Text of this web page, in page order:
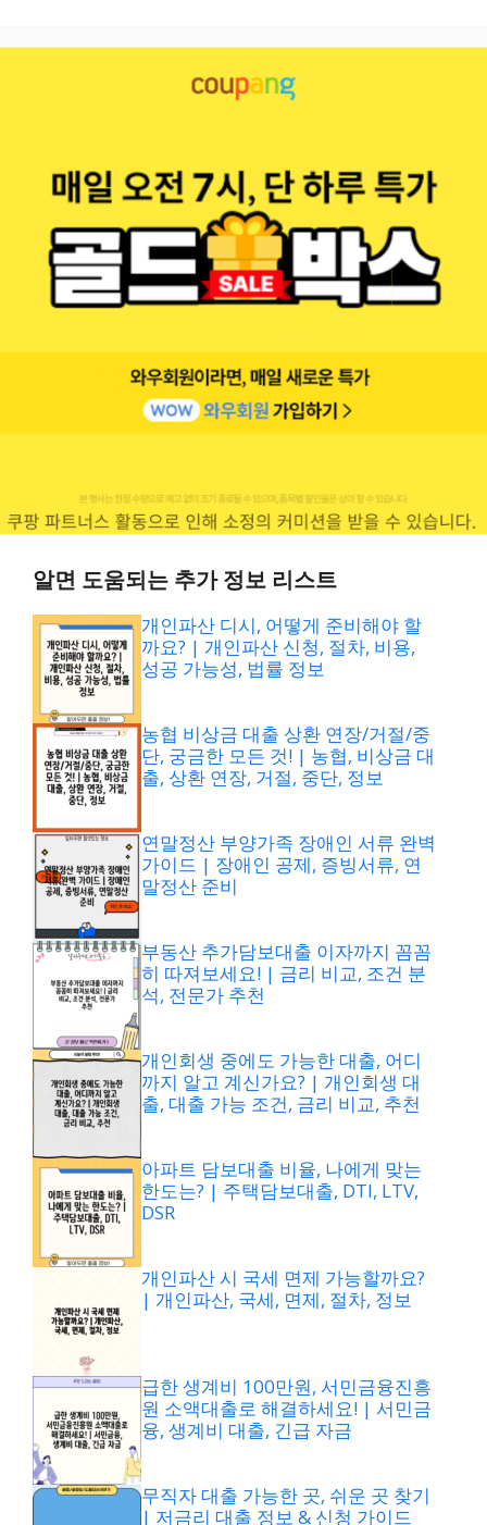
알면 도움되는 추가 정보 리스트
개인파산 디시, 어떻게 준비해야 할
까요? | 개인파산 신청, 절차, 비용,
성공 가능성, 법률 정보
농협 비상금 대출 상환 연장/거절/중
단, 궁금한 모든 것! | 농협, 비상금 대
출, 상환 연장, 거절, 중단, 정보
연말정산 부양가족 장애인 서류 완벽
가이드 | 장애인 공제, 증빙서류, 연
말정산 준비
부동산 추가담보대출 이자까지 꼼꼼
히 따져보세요! | 금리 비교, 조건 분
석, 전문가 추천
개인회생 중에도 가능한 대출, 어디
까지 알고 계신가요? | 개인회생 대
출, 대출 가능 조건, 금리 비교, 추천
아파트 담보대출 비율, 나에게 맞는
한도는? | 주택담보대출, DTI, LTV,
DSR
개인파산 시 국세 면제 가능할까요?
| 개인파산, 국세, 면제, 절차, 정보
급한 생계비 100만원, 서민금융진흥
원 소액대출로 해결하세요! | 서민금
융, 생계비 대출, 긴급 자금
무직자 대출 가능한 곳, 쉬운 곳 찾기
| 저금리 대출 정보 & 신청 가이드